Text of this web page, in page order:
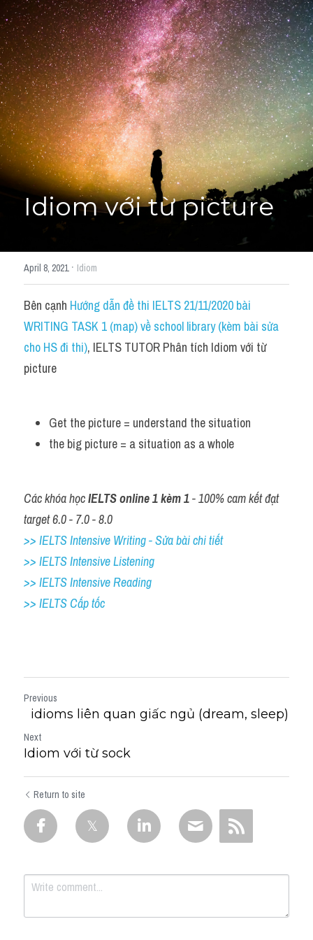
Giải đề thi từng câu
Lời khuyên
Giải đề thi
Academic words
Phrase
Phrasal Verb
Idioms đồng nghĩa
Idioms trái nghĩa
Antonym
Idiom
Grammar
Word form
Cách dùng từ
Đề thi thật Task 2
Speaking
Writing
Reading
HỌC THỬ
Idiom với từ picture
April 8, 2021· Idiom
Bên cạnh Hướng dẫn đề thi IELTS 21/11/2020 bài
WRITING TASK 1 (map) về school library (kèm bài sửa
cho HS đi thi), IELTS TUTOR Phân tích Idiom với từ
picture
Get the picture = understand the situation
the big picture = a situation as a whole
Các khóa học IELTS online 1 kèm 1 - 100% cam kết đạt
target 6.0 - 7.0 - 8.0
>> IELTS Intensive Writing - Sửa bài chi tiết
>> IELTS Intensive Listening
>> IELTS Intensive Reading
>> IELTS Cấp tốc
Previous
idioms liên quan giấc ngủ (dream, sleep)
Next
Idiom với từ sock
Return to site